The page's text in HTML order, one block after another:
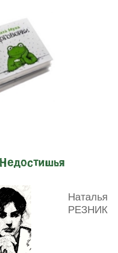
Недостишья
Наталья
РЕЗНИК